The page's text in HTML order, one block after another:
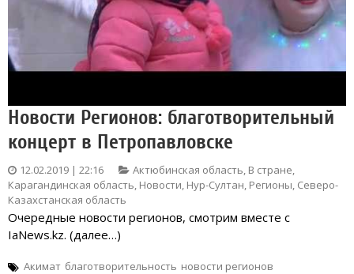
Новости Регионов: благотворительный
концерт в Петропавловске
12.02.2019 | 22:16 Актюбинская область, В стране,
Карагандинская область, Новости, Нур-Султан, Регионы, Северо-
Казахстанская область
Очередные новости регионов, смотрим вместе с
IaNews.kz. (далее…)
Акимат благотворительность новости регионов